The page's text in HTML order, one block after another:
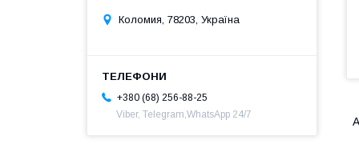
Коломия, 78203, Україна
+380 (68) 256-88-25
Viber, Telegram,WhatsApp 24/7